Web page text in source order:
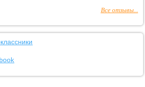
Все отзывы...